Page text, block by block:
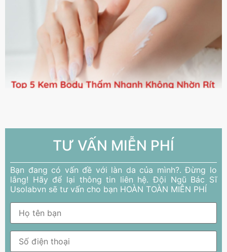
TƯ VẤN MIỄN PHÍ
Bạn đang có vấn đề với làn da của mình?. Đừng lo
lắng! Hãy để lại thông tin liên hệ. Đội Ngũ Bác Sĩ
Usolabvn sẽ tư vấn cho bạn HOÀN TOÀN MIỄN PHÍ